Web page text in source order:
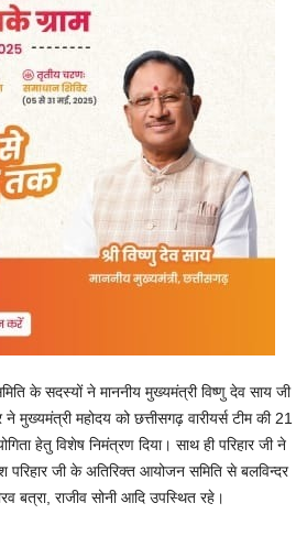
के सदस्यों ने माननीय मुख्यमंत्री विष्णु देव साय जी
महोदय को छत्तीसगढ़ वारीयर्स टीम की 21
हेतु विशेष निमंत्रण दिया। साथ ही परिहार जी ने
परिहार जी के अतिरिक्त आयोजन समिति से बलविन्दर
बत्रा, राजीव सोनी आदि उपस्थित रहे।